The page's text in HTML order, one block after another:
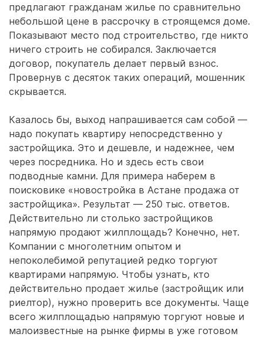
предлагают гражданам жилье по сравнительно
небольшой цене в рассрочку в строящемся доме.
Показывают место под строительство, где никто
ничего строить не собирался. Заключается
договор, покупатель делает первый взнос.
Провернув с десяток таких операций, мошенник
скрывается.
Казалось бы, выход напрашивается сам собой —
надо покупать квартиру непосредственно у
застройщика. Это и дешевле, и надежнее, чем
через посредника. Но и здесь есть свои
подводные камни. Для примера наберем в
поисковике «новостройка в Астане продажа от
застройщика». Результат — 250 тыс. ответов.
Действительно ли столько застройщиков
напрямую продают жилплощадь? Конечно, нет.
Компании с многолетним опытом и
непоколебимой репутацией редко торгуют
квартирами напрямую. Чтобы узнать, кто
действительно продает жилье (застройщик или
риелтор), нужно проверить все документы. Чаще
всего жилплощадью напрямую торгуют новые и
малоизвестные на рынке фирмы в уже готовом